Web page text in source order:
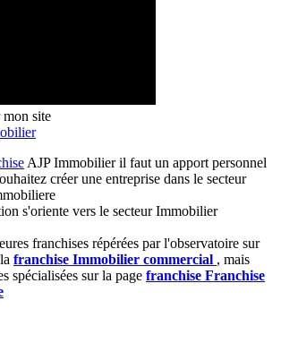
site
AJP Immobilier il faut un apport personnel
créer une entreprise dans le secteur
s'oriente vers le secteur Immobilier
franchises répérées par l'observatoire sur
franchise Immobilier commercial , mais
spécialisées sur la page franchise Franchise